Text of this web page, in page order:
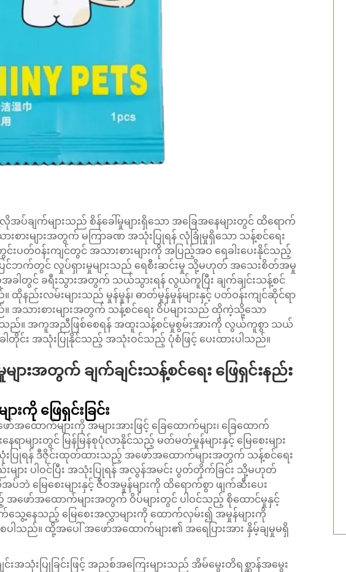
ပ်ချက်များသည် စိန်ခေါ်မှုများရှိသော အခြေအနေများတွင် ထိရောက်
စားများအတွက် မကြာခဏ အသုံးပြုရန် လုံခြုံမှုရှိသော သန့်စင်ရေး
းပတ်ဝန်းကျင်တွင် အသားစားများကို အပြည့်အဝ ရေခါးပေးနိုင်သည့်
ြင်ဘက်တွင် လှုပ်ရှားမှုများသည် ရေစီးဆင်းမှု သို့မဟုတ် အသေးစိတ်အမှု
ခါတွင် ခရီးသွားအတွက် သယ်သွားရန် လွယ်ကူပြီး ချက်ချင်းသန့်စင်
နည်းလမ်းများသည် မှုန်မှုန်၊ ဓာတ်မှုန်မှုန်များနှင့် ပတ်ဝန်းကျင်ဆိုင်ရာ
ည်။ အသားစားများအတွက် သန့်စင်ရေး ဝိပ်များသည် ထိုကဲ့သို့သော
ါသည်။ အကူအညီဖြစ်စေရန် အထူးသန့်စင်မှုစွမ်းအားကို လွယ်ကူစွာ သယ်
ခါတိုင်း အသုံးပြုနိုင်သည့် အသုံးဝင်သည့် ပုံစံဖြင့် ပေးထားပါသည်။
းအတွက် ချက်ချင်းသန့်စင်ရေး ဖြေရှင်းနည်း
းကို ဖြေရှင်းခြင်း
ောက်များကို အများအားဖြင့် ခြေထောက်များ၊ ခြေထောက်
ရာများတွင် မြန်မြန်စုပုံလာနိုင်သည့် မတ်မတ်မှုန်များနှင့် မြေစေးများ
ပြုရန် ဒီဇိုင်းထုတ်ထားသည့် အဖော်အထောက်များအတွက် သန့်စင်ရေး
းများ ပါဝင်ပြီး အသုံးပြုရန် အလွန်အမင်း ပွတ်တိုက်ခြင်း သို့မဟုတ်
ပ်ဘဲ မြေစေးများနှင့် ဇီဝအမှုန်များကို ထိရောက်စွာ ဖျက်ဆီးပေး
ဖော်အထောက်များအတွက် ဝိပ်များတွင် ပါဝင်သည့် စိုထောင်မှုနှင့်
က်သွေ့နေသည့် မြေစေးအလွှာများကို ထောက်လှမ်း၍ အမှုန်များကို
ပါသည်။ ထို့အပေါ် အဖော်အထောက်များ၏ အရေပြားအား နှိမ့်ချမှုမရှိ
င်းအသုံးပြုခြင်းဖြင့် အညစ်အကြေးများသည် အိမ်မွေးတိရစ္ဆာန်အမွေး